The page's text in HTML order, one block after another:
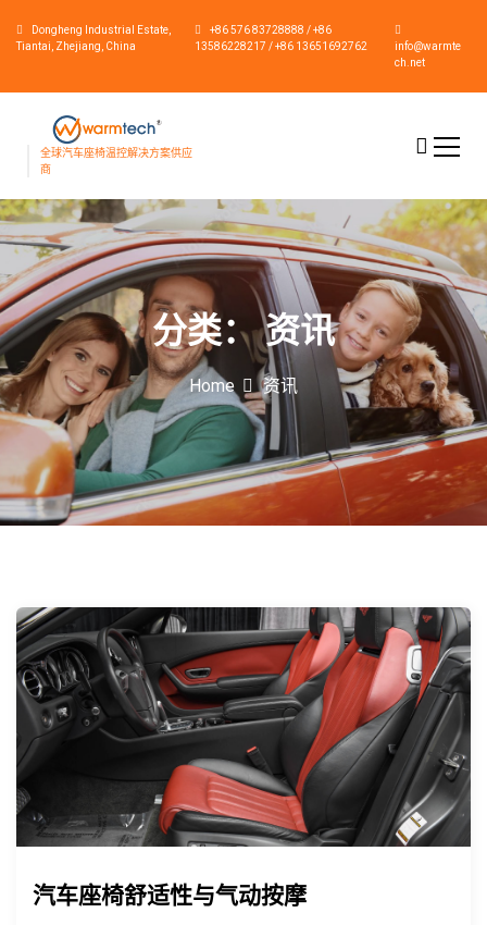
n
t
e
n
t
Dongheng Industrial Estate,
Tiantai, Zhejiang, China
+86 576 83728888 / +86
13586228217 / +86 13651692762
info@warmte
ch.net
全球汽车座椅温控解决方案供应
商
分类：资讯
Home 资讯
汽车座椅舒适性与气动按摩
l